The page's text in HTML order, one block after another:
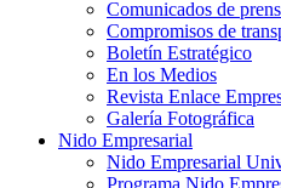
Comunicados de
Compromisos de
Boletín Estratégico
En los Medios
Revista Enlace
Galería Fotográfica
Nido Empresarial
Nido Empresarial